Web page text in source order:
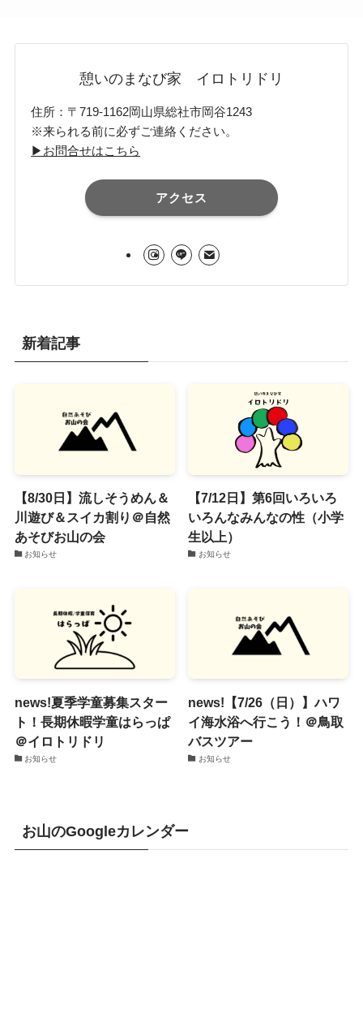
憩いのまなび家 イロトリドリ
住所：〒719-1162岡山県総社市岡谷1243
※来られる前に必ずご連絡ください。
▶お問合せはこちら
アクセス
新着記事
【8/30日】流しそうめん＆
川遊び＆スイカ割り＠自然
あそびお山の会
お知らせ
【7/12日】第6回いろいろ
いろんなみんなの性（小学
生以上）
お知らせ
news!夏季学童募集スター
ト！長期休暇学童はらっぱ
＠イロトリドリ
お知らせ
news!【7/26（日）】ハワ
イ海水浴へ行こう！＠鳥取
バスツアー
お知らせ
お山のGoogleカレンダー